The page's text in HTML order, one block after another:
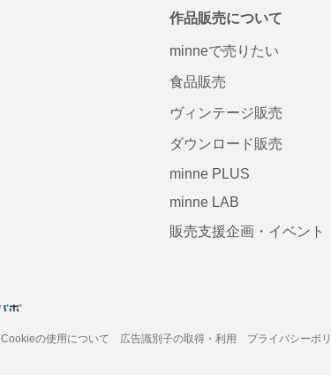
作品販売について
minneで売りたい
食品販売
ヴィンテージ販売
ダウンロード販売
minne PLUS
minne LAB
販売支援企画・イベント
Cookieの使用について 広告識別子の取得・利用 プライバシーポ